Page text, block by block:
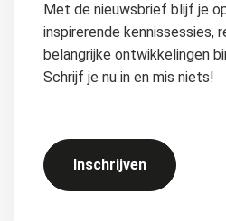
Met de nieuwsbrief blijf je
inspirerende kennissessies,
belangrijke ontwikkelingen
Schrijf je nu in en mis niets!
Inschrijven